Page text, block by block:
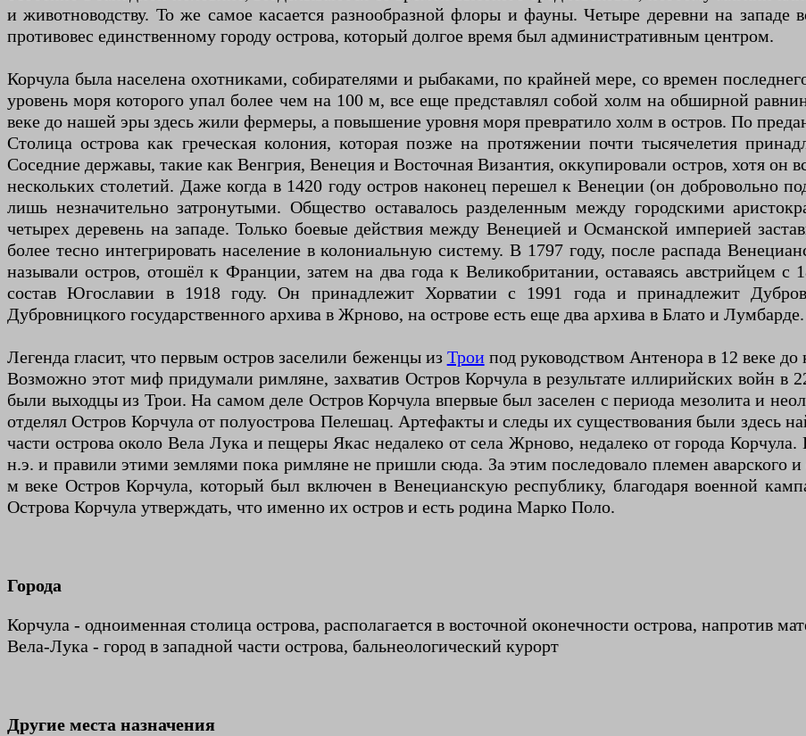
и животноводству. То же самое касается разнообразной флоры и фауны. Четыре деревни на западе
противовес единственному городу острова, который долгое время был административным центром.
Корчула была населена охотниками, собирателями и рыбаками, по крайней мере, со времен
уровень моря которого упал более чем на 100 м, все еще представлял собой холм на обширной
веке до нашей эры здесь жили фермеры, а повышение уровня моря превратило холм в остров. По
Столица острова как греческая колония, которая позже на протяжении почти тысячелетия
Соседние державы, такие как Венгрия, Венеция и Восточная Византия, оккупировали остров, хотя он
нескольких столетий. Даже когда в 1420 году остров наконец перешел к Венеции (он добровольно
лишь незначительно затронутыми. Общество оставалось разделенным между городскими
четырех деревень на западе. Только боевые действия между Венецией и Османской империей
более тесно интегрировать население в колониальную систему. В 1797 году, после распада
называли остров, отошёл к Франции, затем на два года к Великобритании, оставаясь австрийцем с
состав Югославии в 1918 году. Он принадлежит Хорватии с 1991 года и принадлежит
Дубровницкого государственного архива в Жрново, на острове есть еще два архива в Блато и Лумбарде.
Легенда гласит, что первым остров заселили беженцы из Трои под руководством Антенора в 12 веке
Возможно этот миф придумали римляне, захватив Остров Корчула в результате иллирийских войн в
были выходцы из Трои. На самом деле Остров Корчула впервые был заселен с периода мезолита и
отделял Остров Корчула от полуострова Пелешац. Артефакты и следы их существования были здесь
части острова около Вела Лука и пещеры Якас недалеко от села Жрново, недалеко от города
н.э. и правили этими землями пока римляне не пришли сюда. За этим последовало племен аварского и
м веке Остров Корчула, который был включен в Венецианскую республику, благодаря военной
Острова Корчула утверждать, что именно их остров и есть родина Марко Поло.
Города
Корчула - одноименная столица острова, располагается в восточной оконечности острова, напротив
Вела-Лука - город в западной части острова, бальнеологический курорт
Другие места назначения